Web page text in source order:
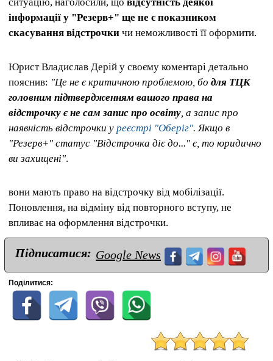
інформації у "Резерв+" ще не є показником
скасування відстрочки чи неможливості її оформити.
Юрист Владислав Дерій у своєму коментарі детально
пояснив: "Це не є критичною проблемою, бо для ТЦК
головним підтвердженням вашого права на
відстрочку є не сам запис про освіту , а запис про
наявність відстрочки у реєстрі "Оберіг". Якщо в
"Резерв+" статус "Відстрочка діє до..." є, то юридично
ви захищені".
вони мають право на відстрочку від мобілізації.
Поновлення, на відміну від повторного вступу, не
впливає на оформлення відстрочки.
Підписатися: Google News
Поділитися: